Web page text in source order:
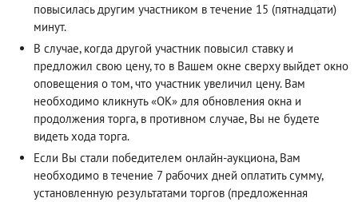
повысилась другим участником в течение 15 (пятнадцати)
минут.
В случае, когда другой участник повысил ставку и
предложил свою цену, то в Вашем окне сверху выйдет окно
оповещения о том, что участник увеличил цену. Вам
необходимо кликнуть «ОК» для обновления окна и
продолжения торга, в противном случае, Вы не будете
видеть хода торга.
Если Вы стали победителем онлайн-аукциона, Вам
необходимо в течение 7 рабочих дней оплатить сумму,
установленную результатами торгов (предложенная